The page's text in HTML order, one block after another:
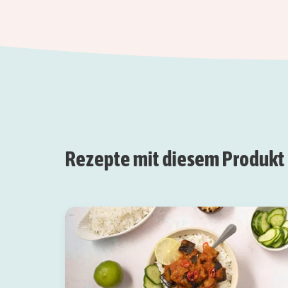
Rezepte mit diesem Produkt